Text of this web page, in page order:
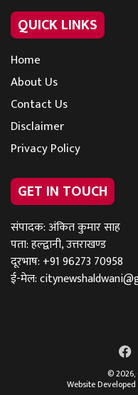
QUICK LINKS
Home
About Us
Contact Us
Disclaimer
Privacy Policy
GET IN TOUCH
संपादक: अंकित कुमार साह
पता: हल्द्वानी, उत्तराखण्ड
दूरभाष: +91 96273 70958
ई-मेल:
© 2026,
Website